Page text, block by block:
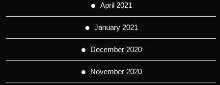
April 2021
January 2021
December 2020
November 2020